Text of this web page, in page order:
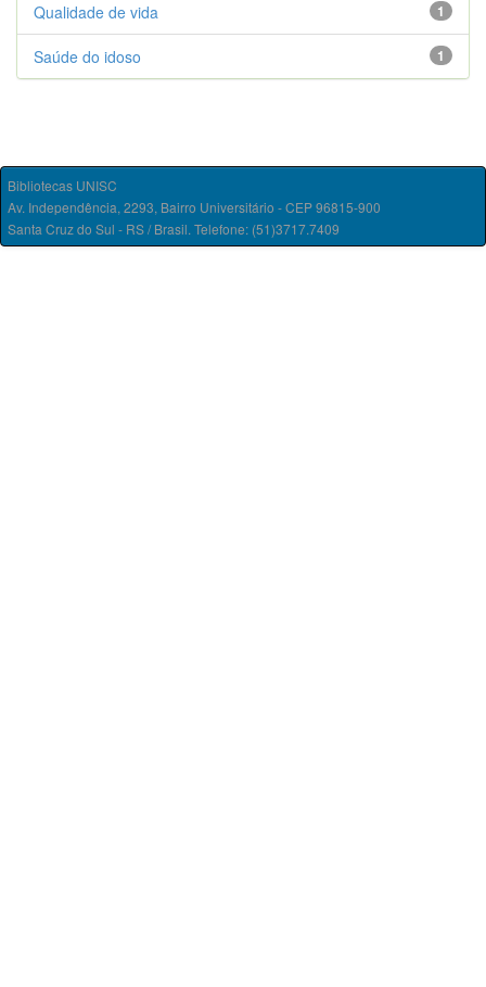
1
Qualidade de vida
1
Saúde do idoso
Bibliotecas UNISC
Av. Independência, 2293, Bairro Universitário - CEP 96815-900
Santa Cruz do Sul - RS / Brasil. Telefone: (51)3717.7409